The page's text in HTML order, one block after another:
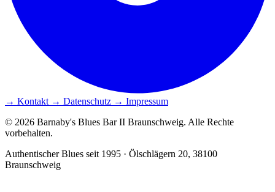
→ Kontakt → Datenschutz → Impressum
© 2026 Barnaby's Blues Bar II Braunschweig. Alle Rechte
vorbehalten.
Authentischer Blues seit 1995 · Ölschlägern 20, 38100
Braunschweig